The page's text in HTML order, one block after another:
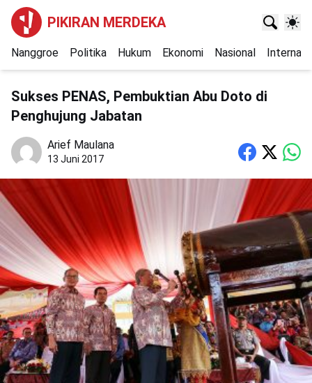
PIKIRAN MERDEKA
Nanggroe Politika Hukum Ekonomi Nasional
Sukses PENAS, Pembuktian Abu Doto di
Penghujung Jabatan
Arief Maulana
13 Juni 2017